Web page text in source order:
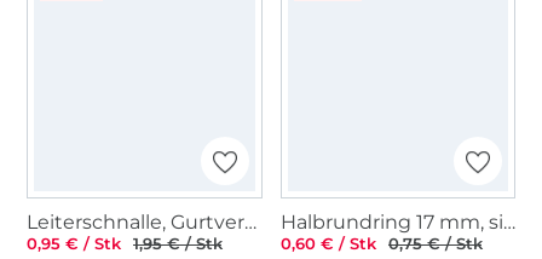
Leiterschnalle, Gurtversteller Metall 38 mm, gunmetal
0,95 € / Stk 1,95 € / Stk
Halbrundring 17 mm, silber
0,60 € / Stk 0,75 € / Stk